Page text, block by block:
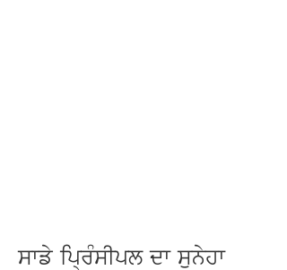
ਸਾਡੇ ਪ੍ਰਿੰਸੀਪਲ ਦਾ ਸੁਨੇਹਾ